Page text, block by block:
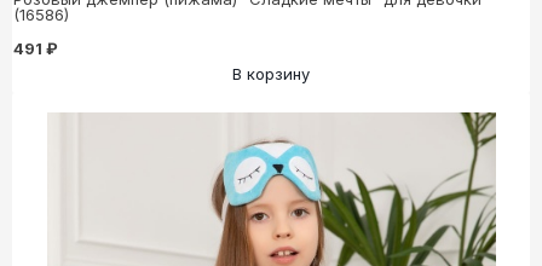
(16586)
491 ₽
В корзину